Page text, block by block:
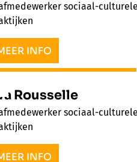
sociaal-
INFO
Rousselle
sociaal-
INFO